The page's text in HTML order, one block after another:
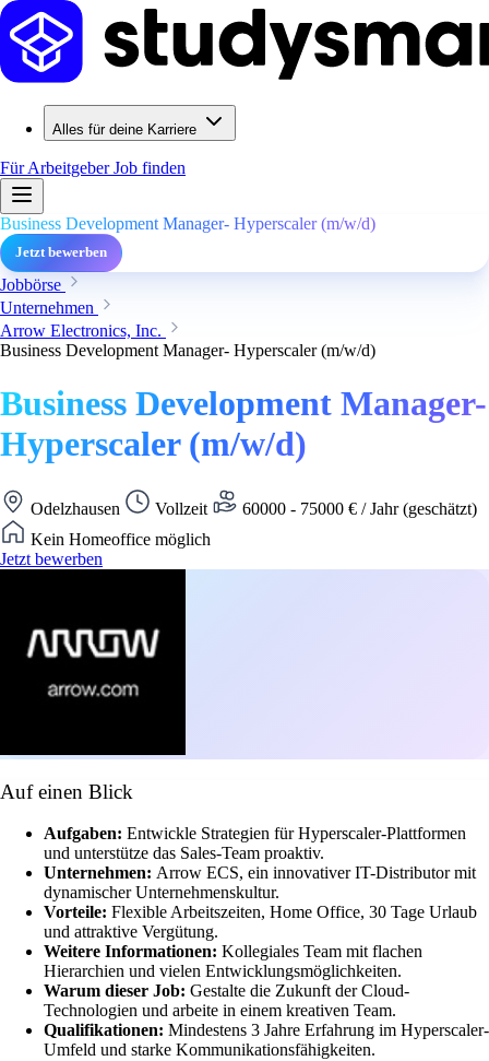
Alles für deine Karriere
Für ArbeitgeberJob finden
Business Development Manager- Hyperscaler (m/w/d)
Jetzt bewerben
Jobbörse
Unternehmen
Arrow Electronics, Inc.
Business Development Manager- Hyperscaler (m/w/d)
Business Development Manager-
Hyperscaler (m/w/d)
Odelzhausen Vollzeit
60000 - 75000 € / Jahr (geschätzt)
Kein Homeoffice möglich
Jetzt bewerben
Auf einen Blick
Aufgaben: Entwickle Strategien für Hyperscaler-Plattformen
und unterstütze das Sales-Team proaktiv.
Unternehmen: Arrow ECS, ein innovativer IT-Distributor mit
dynamischer Unternehmenskultur.
Vorteile: Flexible Arbeitszeiten, Home Office, 30 Tage Urlaub
und attraktive Vergütung.
Weitere Informationen: Kollegiales Team mit flachen
Hierarchien und vielen Entwicklungsmöglichkeiten.
Warum dieser Job: Gestalte die Zukunft der Cloud-
Technologien und arbeite in einem kreativen Team.
Qualifikationen: Mindestens 3 Jahre Erfahrung im Hyperscaler-
Umfeld und starke Kommunikationsfähigkeiten.